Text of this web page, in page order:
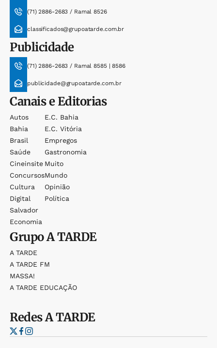
(71) 2886-2683 / Ramal 8526
classificados@grupoatarde.com.br
Publicidade
(71) 2886-2683 / Ramal 8585 | 8586
publicidade@grupoatarde.com.br
Canais e Editorias
Autos
Bahia
Brasil
Saúde
Cineinsite
Concursos
Cultura
Digital
Salvador
Economia
E.c. Bahia
E.c. Vitória
Empregos
Gastronomia
Muito
Mundo
Opinião
Política
GrupoA TARDE
A TARDE
A TARDE FM
MASSA!
A TARDE EDUCAÇÃO
RedesA TARDE